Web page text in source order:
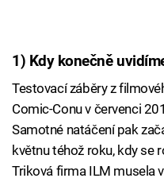
1) Kdy konečně
Testovací záběry z
Comic-Conu v červenci
Samotné natáčení pak
květnu téhož roku, kdy se
Triková firma ILM musela